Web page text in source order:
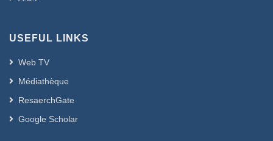
USEFUL LINKS
Web TV
Médiathèque
ResaerchGate
Google Scholar